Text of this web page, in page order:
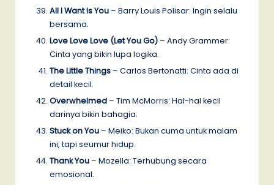
All I Want Is You – Barry Louis Polisar: Ingin selalu
bersama.
Love Love Love (Let You Go) – Andy Grammer:
Cinta yang bikin lupa logika.
The Little Things – Carlos Bertonatti: Cinta ada di
detail kecil.
Overwhelmed – Tim McMorris: Hal-hal kecil
darinya bikin bahagia.
Stuck on You – Meiko: Bukan cuma untuk malam
ini, tapi seumur hidup.
Thank You – Mozella: Terhubung secara
emosional.